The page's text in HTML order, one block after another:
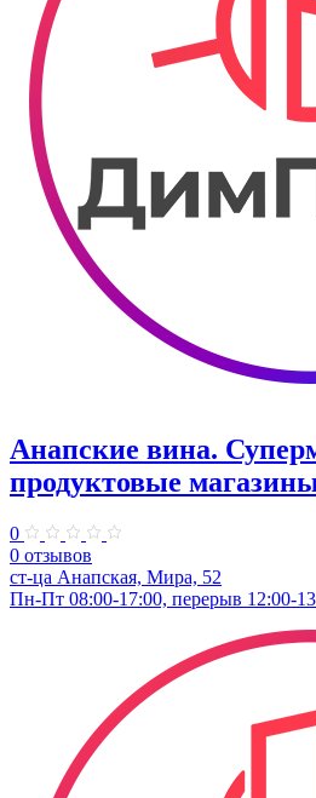
Анапские вина.
продуктовые
0
0 отзывов
ст-ца Анапская, Мира, 52
Пн-Пт 08:00-17:00, перерыв 12:00-